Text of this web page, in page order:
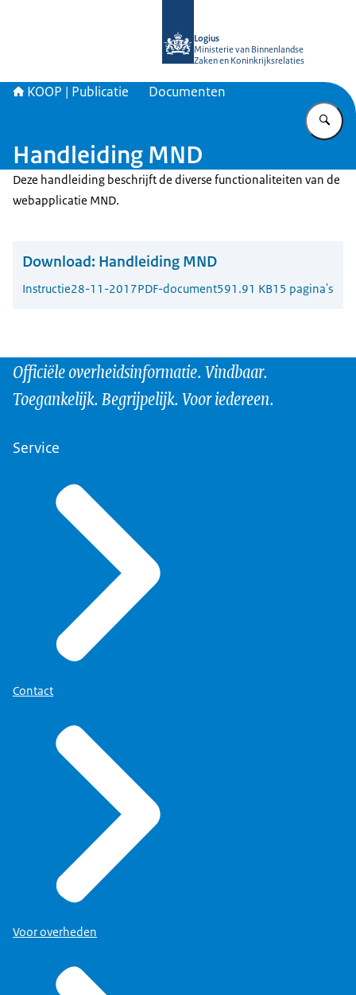
Logius
Ministerie van Binnenlandse
Zaken en Koninkrijksrelaties
KOOP | Publicatie Documenten
Handleiding MND
Deze handleiding beschrijft de diverse functionaliteiten van de
webapplicatie MND.
Download: Handleiding MND
Instructie28-11-2017PDF-document591.91 KB15 pagina's
Officiële overheidsinformatie. Vindbaar.
Toegankelijk. Begrijpelijk. Voor iedereen.
Service
Contact
Voor overheden